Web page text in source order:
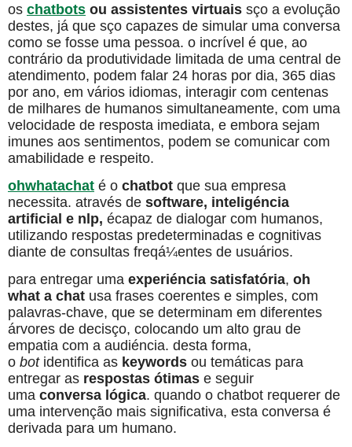
os chatbots ou assistentes virtuais sço a evolução
destes, já que sço capazes de simular uma conversa
como se fosse uma pessoa. o incrível é que, ao
contrário da produtividade limitada de uma central de
atendimento, podem falar 24 horas por dia, 365 dias
por ano, em vários idiomas, interagir com centenas
de milhares de humanos simultaneamente, com uma
velocidade de resposta imediata, e embora sejam
imunes aos sentimentos, podem se comunicar com
amabilidade e respeito.
ohwhatachat é o chatbot que sua empresa
necessita. através de software, inteligéncia
artificial e nlp, écapaz de dialogar com humanos,
utilizando respostas predeterminadas e cognitivas
diante de consultas freqá¼entes de usuários.
para entregar uma experiéncia satisfatória, oh
what a chat usa frases coerentes e simples, com
palavras-chave, que se determinam em diferentes
árvores de decisço, colocando um alto grau de
empatia com a audiéncia. desta forma,
o botidentifica as keywords ou temáticas para
entregar as respostas ótimas e seguir
uma conversa lógica. quando o chatbot requerer de
uma intervenção mais significativa, esta conversa é
derivada para um humano.